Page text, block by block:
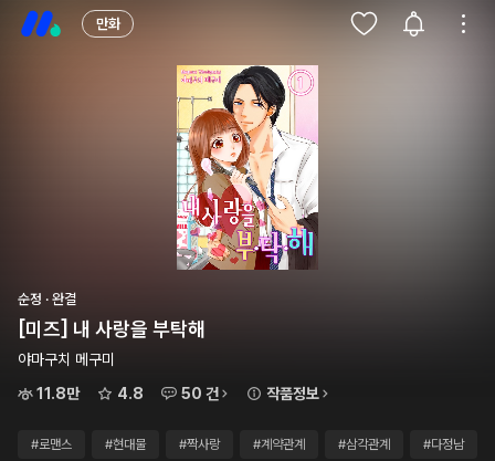
만화
순정 · 완결
[미즈] 내 사랑을 부탁해
야마구치 메구미
11.8만
4.8 50 건 작품정보
#로맨스 #현대물 #짝사랑 #계약관계 #삼각관계 #다정남